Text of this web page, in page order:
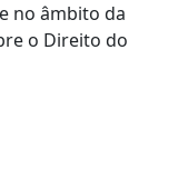
no âmbito da
o Direito do